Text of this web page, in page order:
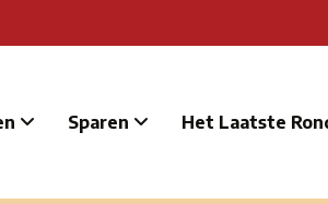
Sparen Het Laatste